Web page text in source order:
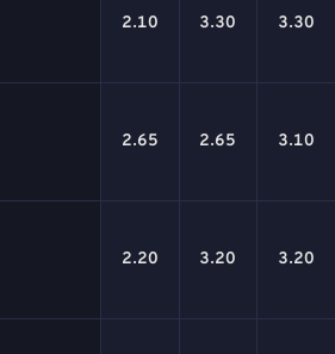
2.10 3.30 3.30
2.65 2.65 3.10
2.20 3.20 3.20